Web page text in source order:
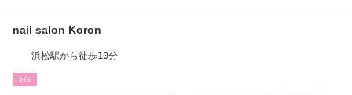
nail salon Koron
浜松駅から徒歩10分
ﾈｲﾙ